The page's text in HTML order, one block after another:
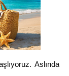
Aslında